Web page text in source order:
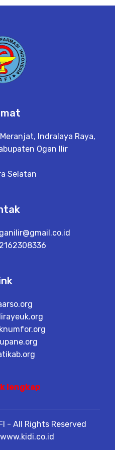
Indralaya Raya,
Ogan Ilir
Selatan
lengkap
- All Rights Reserved